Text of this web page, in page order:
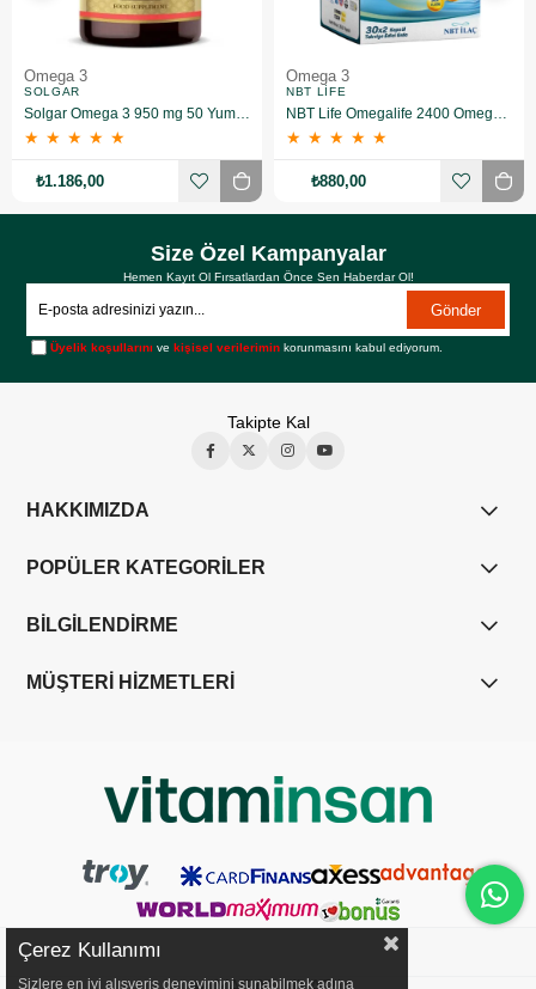
Omega 3
SOLGAR
Solgar Omega 3 950 mg 50 Yumuşak Jelatinli Kapsül
★ ★ ★ ★ ★
₺1.186,00
Omega 3
NBT LIFE
NBT Life Omegalife 2400 Omega 3 30 x 2 Combotech Kapsül
★ ★ ★ ★ ★
₺880,00
Size Özel Kampanyalar
Hemen Kayıt Ol Fırsatlardan Önce Sen Haberdar Ol!
Gönder
Üyelik koşullarını vekişisel verilerimin korunmasını kabul ediyorum.
Takipte Kal
HAKKIMIZDA
POPÜLER KATEGORİLER
BİLGİLENDİRME
MÜŞTERİ HİZMETLERİ
Çerez Kullanımı
Sizlere en iyi alışveriş deneyimini sunabilmek adına